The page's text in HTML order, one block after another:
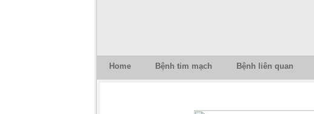
Home Bệnh tim mạch Bệnh liên quan